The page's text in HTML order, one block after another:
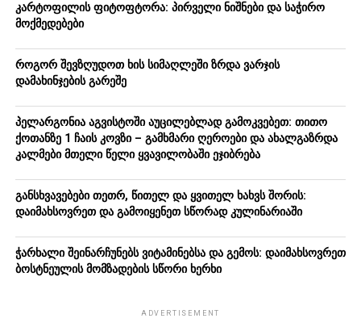
კარტოფილის ფიტოფტორა: პირველი ნიშნები და საჭირო
მოქმედებები
როგორ შევზღუდოთ ხის სიმაღლეში ზრდა ვარჯის
დამახინჯების გარეშე
პელარგონია აგვისტოში აუცილებლად გამოკვებეთ: თითო
ქოთანზე 1 ჩაის კოვზი – გამხმარი ღეროები და ახალგაზრდა
კალმები მთელი წელი ყვავილობაში ეჯიბრება
განსხვავებები თეთრ, წითელ და ყვითელ ხახვს შორის:
დაიმახსოვრეთ და გამოიყენეთ სწორად კულინარიაში
ჭარხალი შეინარჩუნებს ვიტამინებსა და გემოს: დაიმახსოვრეთ
ბოსტნეულის მომზადების სწორი ხერხი
ADVERTISEMENT